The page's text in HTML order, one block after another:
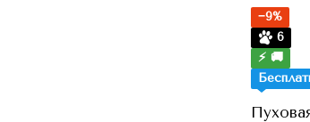
−9%
6
⚡ 🚚